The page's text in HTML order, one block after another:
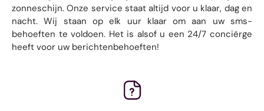
zonneschijn. Onze service staat altijd voor u klaar, dag en
nacht. Wij staan ​​op elk uur klaar om aan uw sms-
behoeften te voldoen. Het is alsof u een 24/7 conciërge
heeft voor uw berichtenbehoeften!